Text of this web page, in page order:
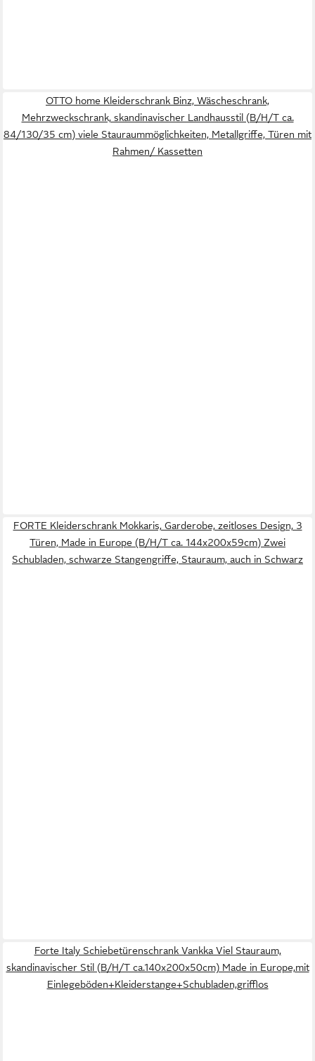
OTTO home Kleiderschrank Binz, Wäscheschrank,
Mehrzweckschrank, skandinavischer Landhausstil (B/H/T ca.
84/130/35 cm) viele Stauraummöglichkeiten, Metallgriffe, Türen mit
Rahmen/ Kassetten
FORTE Kleiderschrank Mokkaris, Garderobe, zeitloses Design, 3
Türen, Made in Europe (B/H/T ca. 144x200x59cm) Zwei
Schubladen, schwarze Stangengriffe, Stauraum, auch in Schwarz
Forte Italy Schiebetürenschrank Vankka Viel Stauraum,
skandinavischer Stil (B/H/T ca.140x200x50cm) Made in Europe,mit
Einlegeböden+Kleiderstange+Schubladen,grifflos